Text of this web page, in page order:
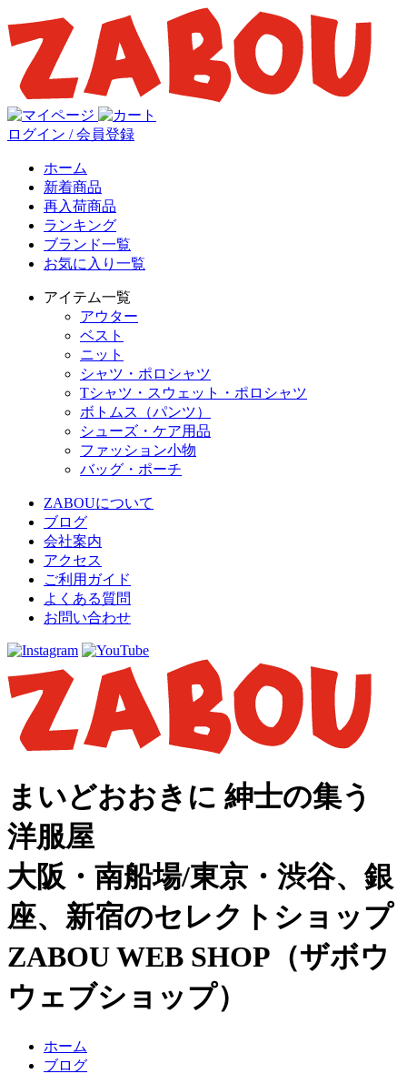
ログイン / 会員登録
ホーム
新着商品
再入荷商品
ランキング
ブランド一覧
お気に入り一覧
アイテム一覧
アウター
ベスト
ニット
シャツ・ポロシャツ
Tシャツ・スウェット・ポロシャツ
ボトムス（パンツ）
シューズ・ケア用品
ファッション小物
バッグ・ポーチ
ZABOUについて
ブログ
会社案内
アクセス
ご利用ガイド
よくある質問
お問い合わせ
まいどおおきに 紳士の集う
洋服屋
大阪・南船場/東京・渋谷、銀
座、新宿のセレクトショップ
ZABOU WEB SHOP（ザボウ
ウェブショップ）
ホーム
ブログ